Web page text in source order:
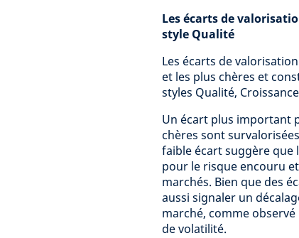
Les écarts de
style Qualité
Les écarts de
et les plus chères et
styles Qualité,
Un écart plus important
chères sont
faible écart suggère que
pour le risque encouru
marchés. Bien que des
aussi signaler un
marché, comme
de volatilité.